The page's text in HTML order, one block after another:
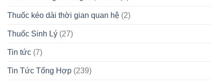
Thuốc kéo dài thời gian quan hệ (2)
Thuốc Sinh Lý (27)
Tin tức (7)
Tin Tức Tổng Hợp (239)